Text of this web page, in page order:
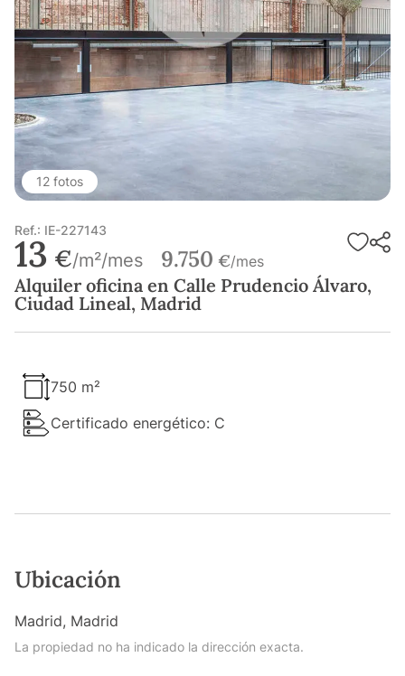
12 fotos
Ref.: IE-227143
13 €/m²/mes 9.750 €/mes
Alquiler oficina en Calle Prudencio Álvaro,
Ciudad Lineal, Madrid
750 m²
Certificado energético: C
Ubicación
Madrid, Madrid
La propiedad no ha indicado la dirección exacta.